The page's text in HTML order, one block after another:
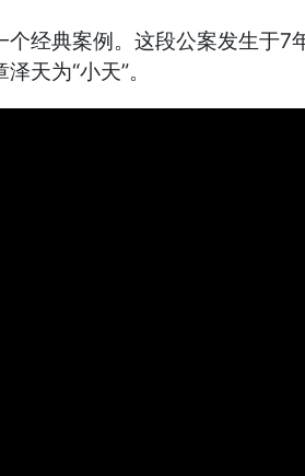
个经典案例。这段公案发生于
天为“小天”。